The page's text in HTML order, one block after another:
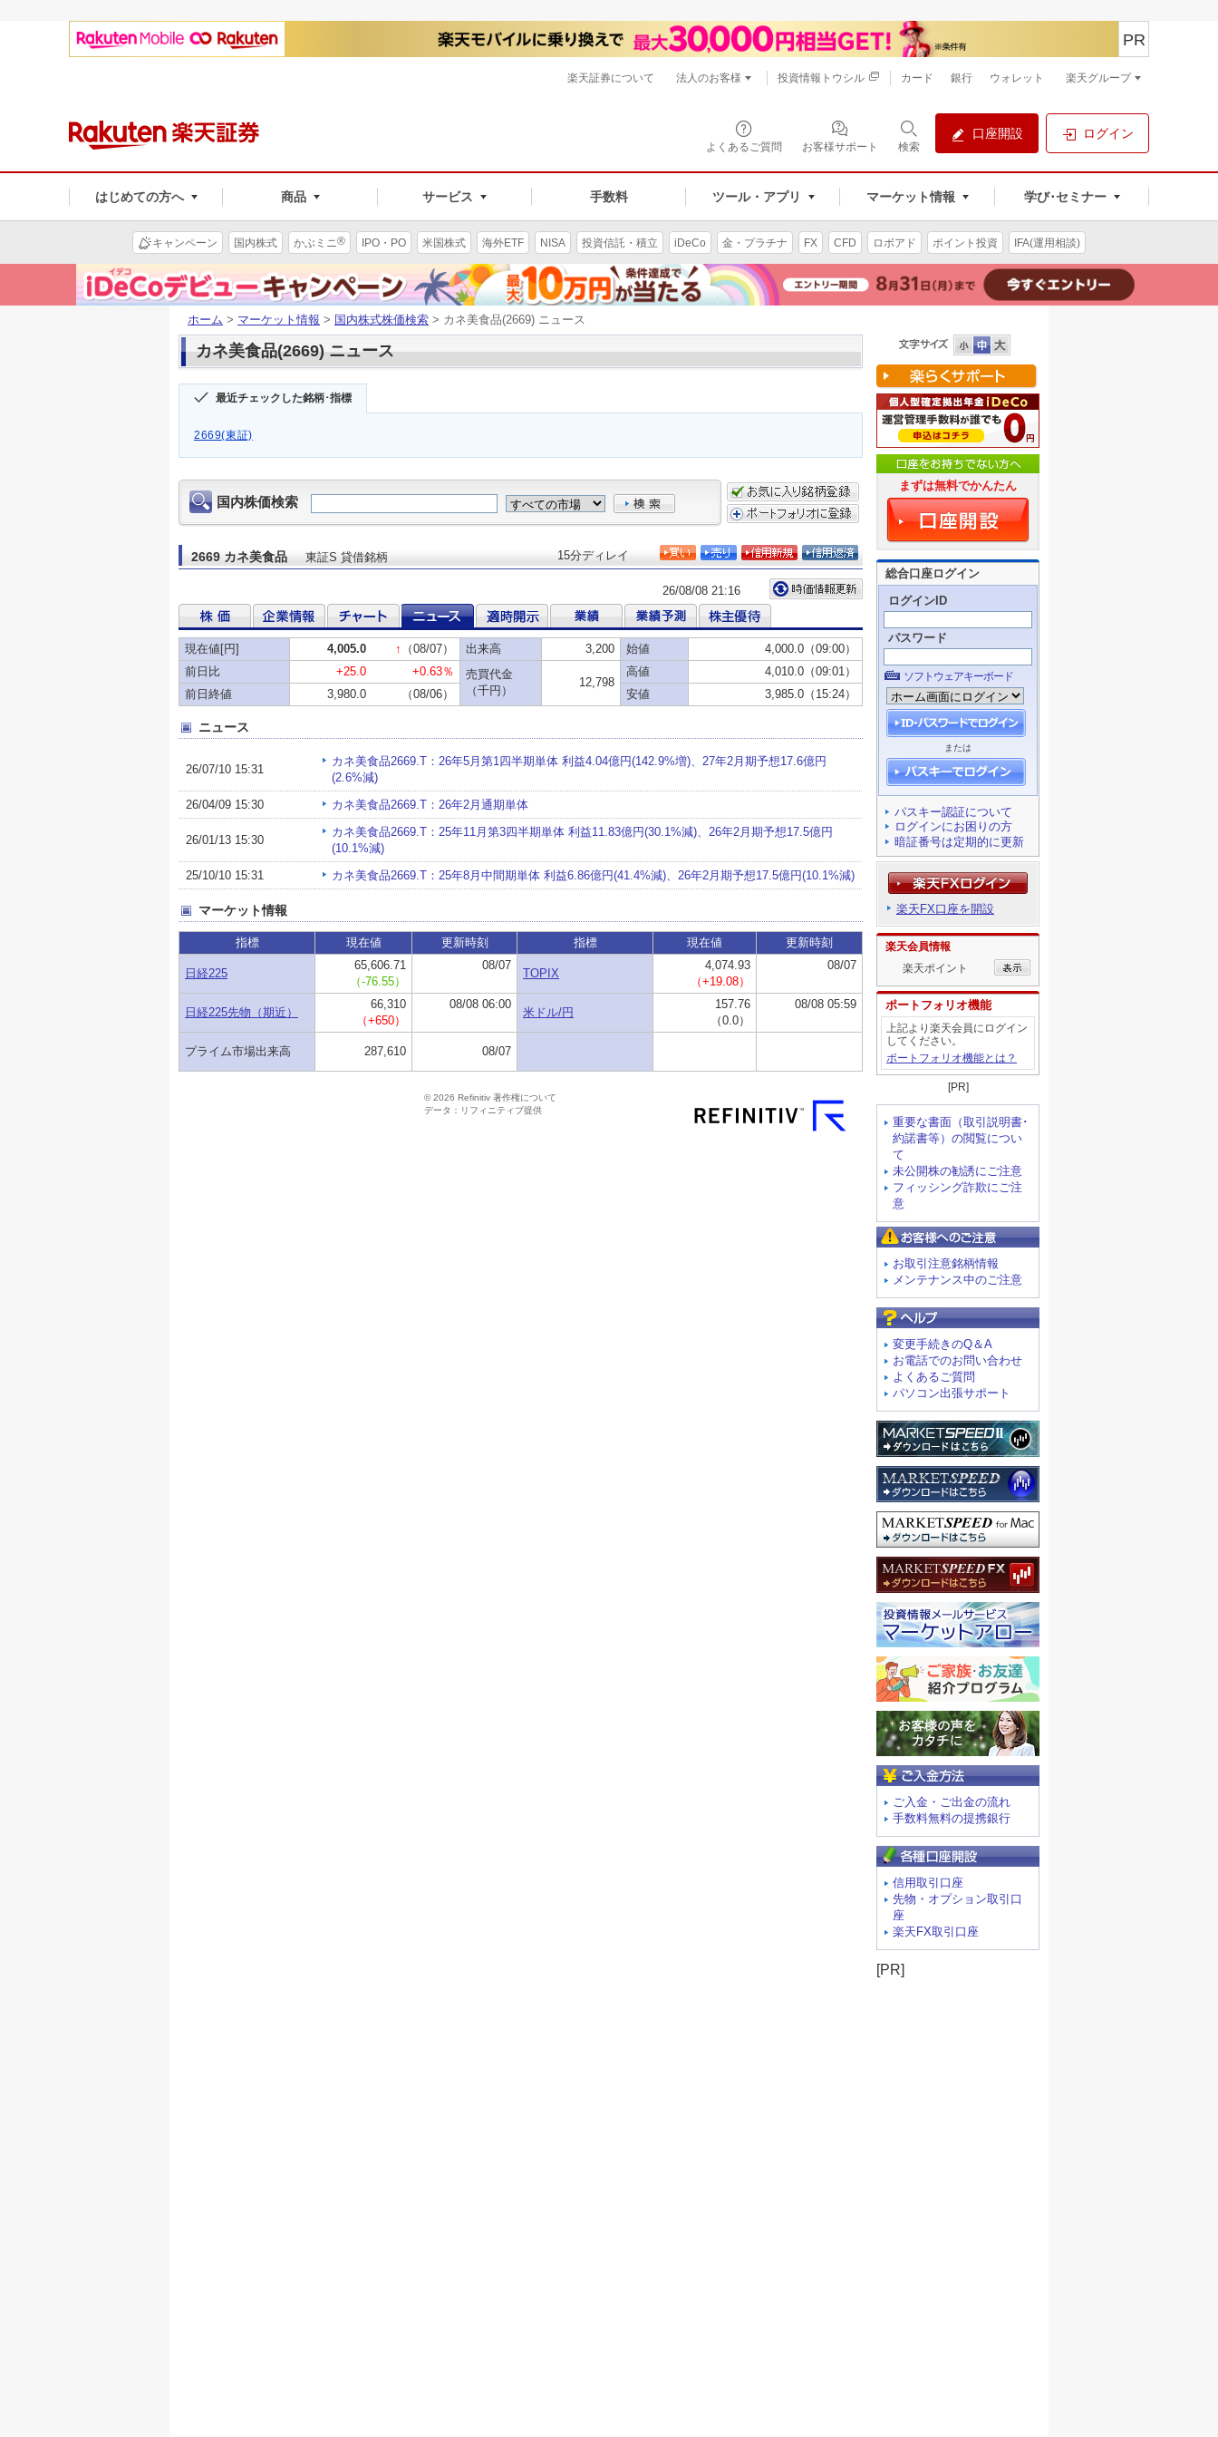
よくあるご質問 お客様サポート 検索
口座開設 ログイン
はじめての方へ 商品 サービス 手数料 ツール・アプリ マーケット情報 学び･セミナー
PR
楽天証券について 法人のお客様 投資情報トウシル カード 銀行 ウォレット 楽天グループ
キャンペーン 国内株式 かぶミニ® IPO・PO 米国株式 海外ETF NISA 投資信託・積立 iDeCo 金・プラチナ FX CFD ロボアド ポイント投資 IFA(運用相談)
ホーム > マーケット情報 > 国内株式株価検索 > カネ美食品(2669) ニュース
カネ美食品(2669) ニュース
最近チェックした銘柄･指標
2669(東証)
まずは無料でかんたん
総合口座ログイン
ログインID
パスワード
ソフトウェアキーボード
または
パスキー認証について
ログインにお困りの方
暗証番号は定期的に更新
楽天FX口座を開設
楽天会員情報
楽天ポイント
ポートフォリオ機能
上記より楽天会員にログイン
してください。
ポートフォリオ機能とは？
[PR]
重要な書面（取引説明書･
約諾書等）の閲覧につい
て
未公開株の勧誘にご注意
フィッシング詐欺にご注
意
お取引注意銘柄情報
メンテナンス中のご注意
変更手続きのQ＆A
お電話でのお問い合わせ
よくあるご質問
パソコン出張サポート
ご入金・ご出金の流れ
手数料無料の提携銀行
信用取引口座
先物・オプション取引口
座
楽天FX取引口座
[PR]